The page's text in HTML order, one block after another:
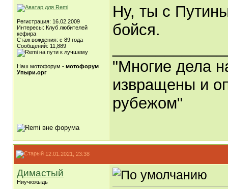
Регистрация: 16.02.2009
Интересы: Клуб любителей
кефира
Стаж вождения: с 89 года
Сообщений: 11,889
Наш мотофорум - мотофорум
Упыри.орг
Ну, ты с
бойся.
"Многие дела
извращены и
рубежом"
12.01.2021, 23:38
Димастый
Ниучюжыдь